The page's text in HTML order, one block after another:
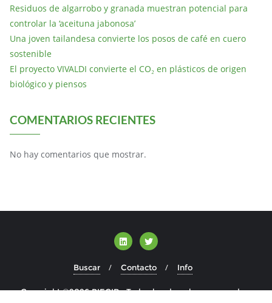
Residuos de algarrobo y granada muestran potencial para
controlar la ‘aceituna jabonosa’
Una joven tailandesa convierte los posos de café en cuero
sostenible
El proyecto VIVALDI convierte el CO₂ en plásticos de origen
biológico y piensos
COMENTARIOS RECIENTES
No hay comentarios que mostrar.
Buscar Contacto Info
Copyright ©2026 BIECIR . Todos los derechos reservados.